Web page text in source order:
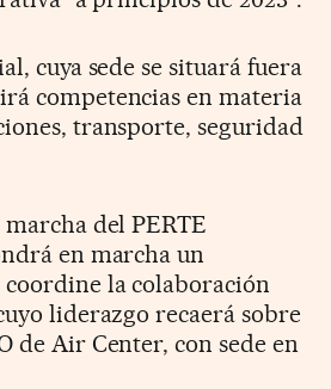
cuya sede se situará fuera
competencias en materia
transporte, seguridad
del PERTE
en marcha un
la colaboración
liderazgo recaerá sobre
de Air Center, con sede en